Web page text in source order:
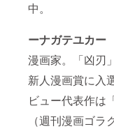
中。
ーナガテユカー
漫画家。「凶刃
新人漫画賞に入
ビュー代表作は
（週刊漫画ゴラ